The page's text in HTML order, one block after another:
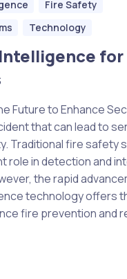
Fire Safety
Technology
for
Future to Enhance
that can lead to
Traditional fire safety
role in detection and
the rapid
technology offers
fire prevention and